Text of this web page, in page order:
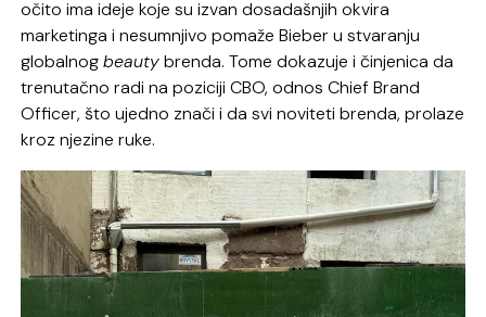
očito ima ideje koje su izvan dosadašnjih okvira
marketinga i nesumnjivo pomaže Bieber u stvaranju
globalnogbeautybrenda. Tome dokazuje i činjenica da
trenutačno radi na poziciji CBO, odnos Chief Brand
Officer, što ujedno znači i da svi noviteti brenda, prolaze
kroz njezine ruke.